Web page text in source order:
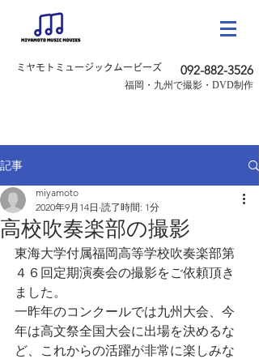
ミヤモトミュージックムービーズ 092-882-3526
​福岡・九州で撮影・DVD制作
記事
高校吹奏楽部の撮影
miyamoto
2020年9月14日 読了時間: 1分
東海大学付属福岡高等学校吹奏楽部第
４６回定期演奏会の撮影をご依頼頂き
ました。
一昨年のコンクールでは九州大会、今
年は高文祭全国大会に出場を決めるな
ど、これからの活躍が非常に楽しみな